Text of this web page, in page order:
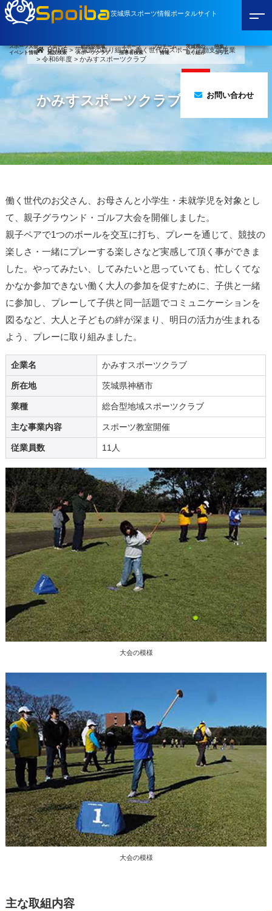
Spoiba茨城県スポーツ情報ポータルサイト
スポーツ大会
イベント情報
スポーツ
施設検索
総合型地域
スポーツクラブ
スポーツ
指導者検索
プロチーム
情報
茨城県の
取り組み
特集・
コラム
お問い合わせ
HOME>茨城県の取り組み>働く世代のスポーツ活動支援事業
> 令和6年度> かみすスポーツクラブ
かみすスポーツクラブ
働く世代のお父さん、お母さんと小学生・未就学児を対象とし
て、親子グラウンド・ゴルフ大会を開催しました。
親子ペアで1つのボールを交互に打ち、プレーを通じて、競技の
楽しさ・一緒にプレーする楽しさなど実感して頂く事ができま
した。やってみたい、してみたいと思っていても、忙しくてな
かなか参加できない働く大人の参加を促すために、子供と一緒
に参加し、プレーして子供と同一話題でコミュニケーションを
図るなど、大人と子どもの絆が深まり、明日の活力が生まれる
よう、プレーに取り組みました。
企業名 かみすスポーツクラブ
所在地 茨城県神栖市
業種 総合型地域スポーツクラブ
主な事業内容 スポーツ教室開催
従業員数 11人
大会の模様
大会の模様
主な取組内容